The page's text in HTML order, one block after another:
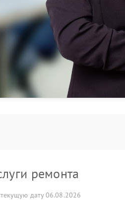
ремонта
дату 06.08.2026